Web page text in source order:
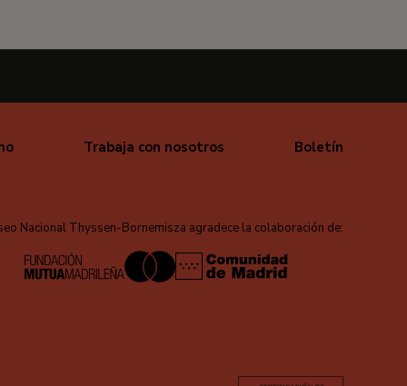
Trabaja con nosotros Boletín
Nacional Thyssen-Bornemisza agradece la colaboración de: